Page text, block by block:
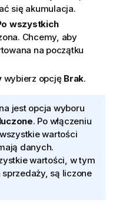
się akumulacja.
wszystkich
Chcemy, aby
na początku
wybierz opcję Brak.
jest opcja wyboru
. Po włączeniu
wartości
danych.
wartości, w tym
są liczone